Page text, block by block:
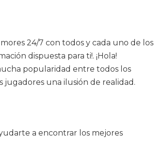
24/7 con todos y cada uno de los
dispuesta para ti!. ¡Hola!
popularidad entre todos los
jugadores una ilusión de realidad.
a encontrar los mejores